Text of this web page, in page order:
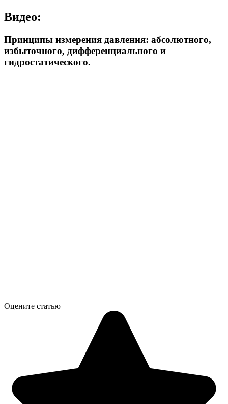
Видео:
Принципы измерения давления: абсолютного,
избыточного, дифференциального и
гидростатического.
Оцените статью